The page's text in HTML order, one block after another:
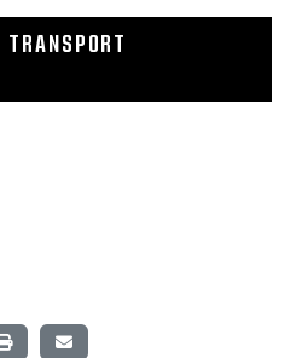
TRANSPORT